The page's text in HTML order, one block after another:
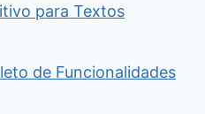
para Textos
de Funcionalidades